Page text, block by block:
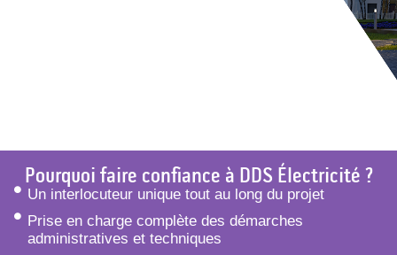
Pourquoi faire confiance à DDS Électricité ?
Un interlocuteur unique tout au long du projet
Prise en charge complète des démarches
administratives et techniques